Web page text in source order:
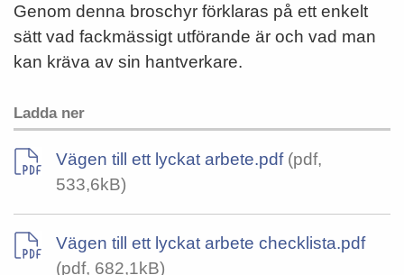
Genom denna broschyr förklaras på ett enkelt
sätt vad fackmässigt utförande är och vad man
kan kräva av sin hantverkare.
Ladda ner
Vägen till ett lyckat arbete.pdf(pdf,
533,6kB)
Vägen till ett lyckat arbete checklista.pdf
(pdf, 682,1kB)